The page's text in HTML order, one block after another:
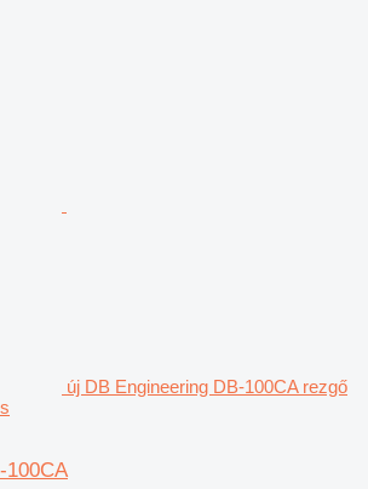
új DB Engineering DB-100CA rezgő
100CA